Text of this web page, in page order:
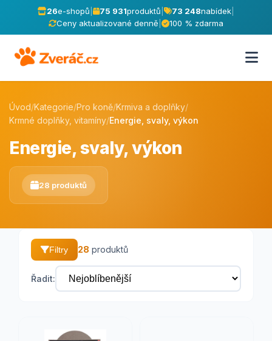
26e-shopů 75 931produktů 73 248nabídek
Ceny aktualizované denně
100 % zdarma
Úvod/Kategorie/Pro koně/Krmiva a doplňky/
Krmné doplňky, vitamíny/Energie, svaly, výkon
Energie, svaly, výkon
28 produktů
Filtry 28 produktů
Řadit: